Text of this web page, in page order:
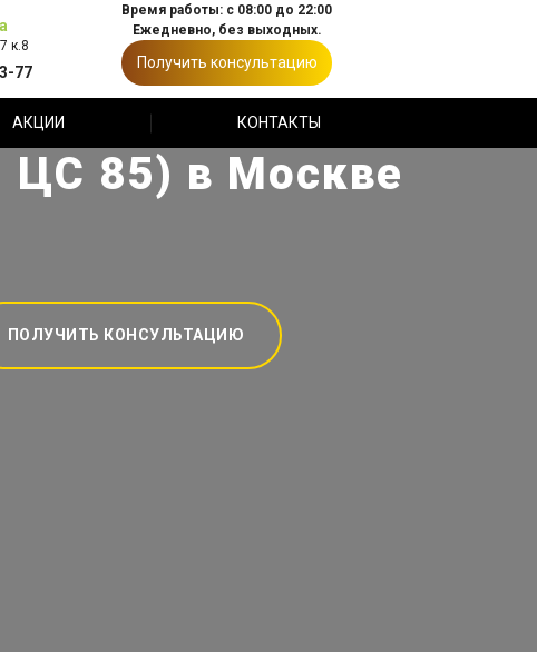
к.8
77
Время работы: с 08:00 до 22:00
Ежедневно, без выходных.
Получить консультацию
АКЦИИ КОНТАКТЫ
ЦС 85) в Москве
ПОЛУЧИТЬ КОНСУЛЬТАЦИЮ